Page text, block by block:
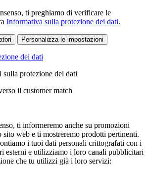
ti preghiamo di verificare le
Informativa sulla protezione dei dati.
Personalizza le impostazioni
dei dati
protezione dei dati
il customer match
ti informeremo anche su promozioni
sito web e ti mostreremo prodotti pertinenti.
i tuoi dati personali crittografati con i
esterni e utilizziamo i loro canali pubblicitari
che tu utilizzi già i loro servizi: